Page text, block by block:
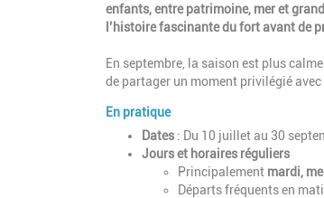
enfants, entre patrimoine, mer et
l’histoire fascinante du fort avant de
En septembre, la saison est plus
de partager un moment privilégié avec
En pratique
Dates : Du 10 juillet au 30
Jours et horaires réguliers
Principalement mardi,
Départs fréquents en